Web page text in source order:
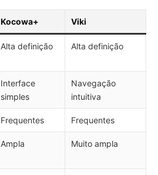
Kocowa+ Viki
Alta definição Alta definição
Interface
simples
Navegação
intuitiva
Frequentes Frequentes
Ampla Muito ampla